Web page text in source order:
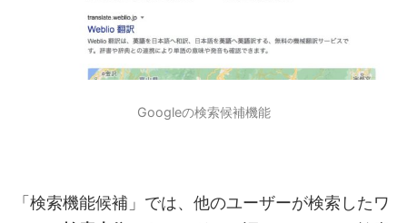
Googleの検索候補機能
「検索機能候補」では、他のユーザーが検索したワ